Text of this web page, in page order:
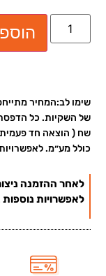
שימו לב:המחיר
כולל מע״מ.
לאחר ההזמנה
לאפשרויות